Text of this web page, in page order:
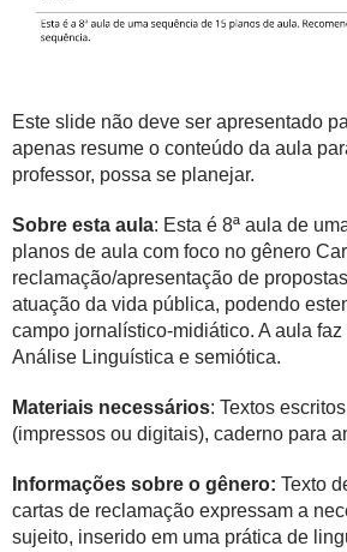
Este slide não deve ser apresentado
apenas resume o conteúdo da aula
professor, possa se planejar.
Sobre esta aula: Esta é 8ª aula de
planos de aula com foco no gênero
reclamação/apresentação de
atuação da vida pública, podendo
campo jornalístico-midiático. A aula
Análise Linguística e semiótica.
Materiais necessários: Textos
(impressos ou digitais), caderno para
Informações sobre o gênero: Texto
cartas de reclamação expressam a
sujeito, inserido em uma prática de